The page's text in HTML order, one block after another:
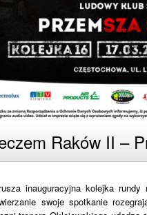
Raków II –
inauguracyjna kolejka
swoje spotkanie